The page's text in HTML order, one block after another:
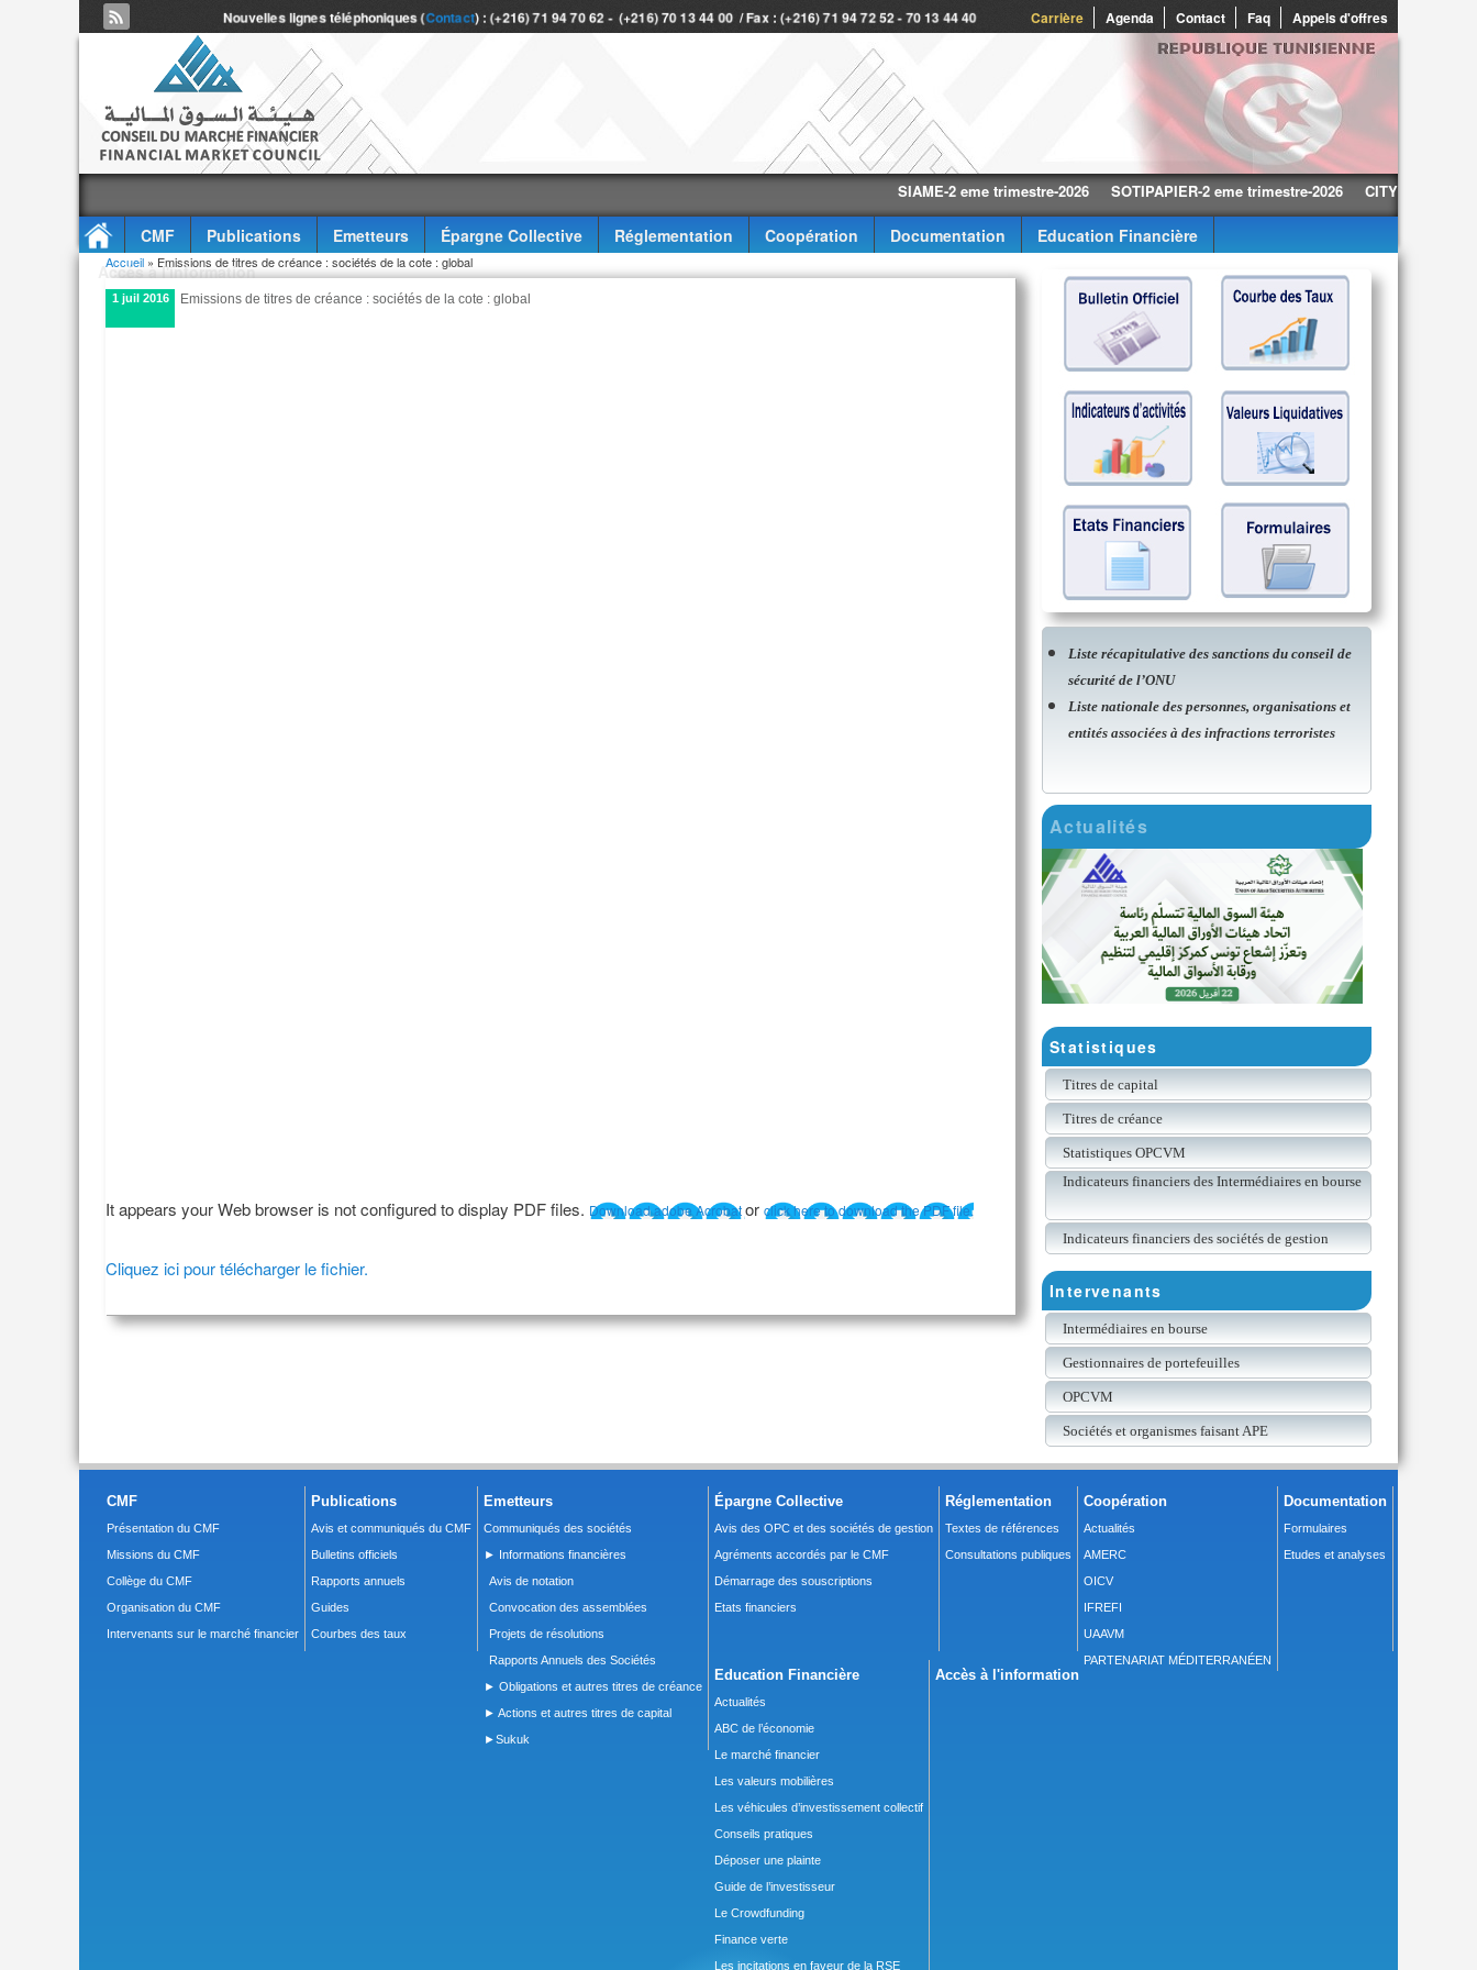
Carrière Agenda Contact Faq Appels d'offres
Nouvelles lignes téléphoniques (Contact) : (+216) 71 94 70 62 - (+216) 70 13 44 00 / Fax : (+216) 71 94 72 52 - 70 13 44 40
SIAME-2 eme trimestre-2026 SOTIPAPIER-2 eme trimestre-2026 CITY CARS-2 eme
CMF Publications Emetteurs Épargne Collective Réglementation Coopération Documentation
Education Financière
Accès à l'information
Vous êtes ici
Accueil » Emissions de titres de créance : sociétés de la cote : global
1 juil 2016 Emissions de titres de créance : sociétés de la cote : global
It appears your Web browser is not configured to display PDF files. Download adobe Acrobator click here to download the PDF file.
Cliquez ici pour télécharger le fichier.
Liste récapitulative des sanctions du conseil de
sécurité de l’ONU
Liste nationale des personnes, organisations et
entités associées à des infractions terroristes
Actualités
Statistiques
Titres de capital
Titres de créance
Statistiques OPCVM
Indicateurs financiers des Intermédiaires en bourse
Indicateurs financiers des sociétés de gestion
Intervenants
Intermédiaires en bourse
Gestionnaires de portefeuilles
OPCVM
Sociétés et organismes faisant APE
CMF
Présentation du CMF
Missions du CMF
Collège du CMF
Organisation du CMF
Intervenants sur le marché financier
Publications
Avis et communiqués du CMF
Bulletins officiels
Rapports annuels
Guides
Courbes des taux
Emetteurs
Communiqués des sociétés
► Informations financières
Avis de notation
Convocation des assemblées
Projets de résolutions
Rapports Annuels des Sociétés
► Obligations et autres titres de créance
► Actions et autres titres de capital
►Sukuk
Épargne Collective
Avis des OPC et des sociétés de gestion
Agréments accordés par le CMF
Démarrage des souscriptions
Etats financiers
Réglementation
Textes de références
Consultations publiques
Coopération
Actualités
AMERC
OICV
IFREFI
UAAVM
PARTENARIAT MÉDITERRANÉEN
Documentation
Formulaires
Etudes et analyses
Education Financière
Actualités
ABC de l’économie
Le marché financier
Les valeurs mobilières
Les véhicules d’investissement collectif
Conseils pratiques
Déposer une plainte
Guide de l’investisseur
Le Crowdfunding
Finance verte
Les incitations en faveur de la RSE
Accès à l'information